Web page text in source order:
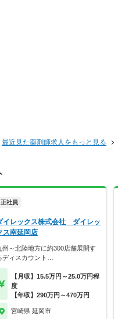
最近見た薬剤師求人をもっと見る
正社員
イレックス株式会社 ダイレッ
ス南延岡店
州～北陸地方に約300店舗展開す
ディスカウント…
【月収】15.5万円～25.0万円程
度
【年収】290万円～470万円
宮崎県 延岡市